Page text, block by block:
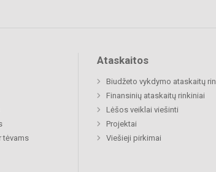
tėvams
Ataskaitos
Biudžeto vykdymo ataskaitų
Finansinių ataskaitų rinkiniai
Lėšos veiklai viešinti
Projektai
Viešieji pirkimai